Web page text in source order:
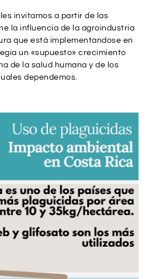
invitamos a partir de las
la influencia de la agroindustria
que está implementandose en
un «supuesto» crecimiento
de la salud humana y de los
dependemos.